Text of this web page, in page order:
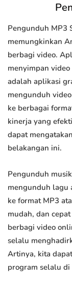
Pengunduh MP3
memungkinkan
berbagi video.
menyimpan
adalah aplikasi
mengunduh
ke berbagai
kinerja yang
dapat
belakangan ini.
Pengunduh
mengunduh lagu
ke format MP3
mudah, dan
berbagi video
selalu
Artinya, kita
program selalu di